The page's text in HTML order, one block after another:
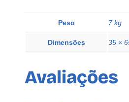
a
Peso 7 kg
Dimensões 35 ×
Avaliações